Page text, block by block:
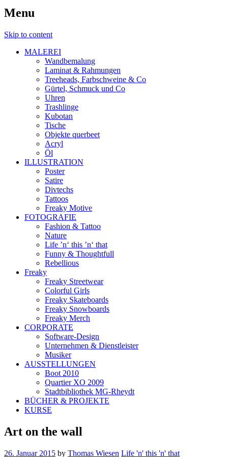
Menu
Skip to content
MALEREI
Wandbemalung
Laminat & Rahmungen
Treeheads, Farbschweine & Co
Gürtel, Schmuck und Co
Uhren
Trashlinge
Kubotan
Tische
Objekte querbeet
Acryl
Öl
ILLUSTRATION
Poster
Satire
Divtechs
Tattoos
Freaky Motive
FOTOGRAFIE
Fashion & Tattoo
Nature
Life ’n‘ this ’n‘ that
Funny & Thoughtfull
Rebellious
Freaky
Freaky Streetwear
Colorful Girls
Freaky Skateboards
Freaky Snowboards
Freaky Merch
CORPORATE
Software-Design
Unternehmen & Dienstleister
Musiker
AUSSTELLUNGEN
Boot 2010
Quartier XO 2009
Stadtbibliothek MG-Rheydt
BÜCHER & PROJEKTE
KURSE
Art on the wall
26. Januar 2015 by Thomas Wiesen Life 'n' this 'n' that